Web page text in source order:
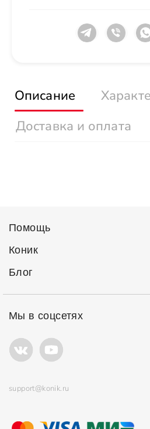
Описание
Доставка и оплата
Помощь
Коник
Блог
Мы в соцсетях
support@konik.ru